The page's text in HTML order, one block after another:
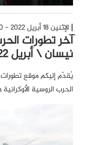
الإثنين 18 أبريل 2022 - 18:40
نيسان \ أبريل 2022
يُقدّم إليكم موقع تطورات
الحرب الروسية